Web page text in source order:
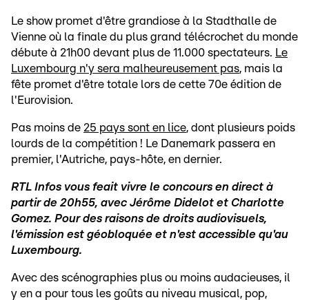
Le show promet d'être grandiose à la Stadthalle de
Vienne où la finale du plus grand télécrochet du monde
débute à 21h00 devant plus de 11.000 spectateurs. Le
Luxembourg n'y sera malheureusement pas, mais la
fête promet d'être totale lors de cette 70e édition de
l'Eurovision.
Pas moins de 25 pays sont en lice, dont plusieurs poids
lourds de la compétition ! Le Danemark passera en
premier, l'Autriche, pays-hôte, en dernier.
RTL Infos vous feait vivre le concours en direct à
partir de 20h55, avec Jérôme Didelot et Charlotte
Gomez. Pour des raisons de droits audiovisuels,
l'émission est géobloquée et n'est accessible qu'au
Luxembourg.
Avec des scénographies plus ou moins audacieuses, il
y en a pour tous les goûts au niveau musical, pop,